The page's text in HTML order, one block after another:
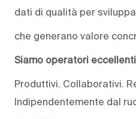
dati di qualità per
che generano valore
Siamo operatori eccellenti
Produttivi. Collaborativi.
Indipendentemente dal